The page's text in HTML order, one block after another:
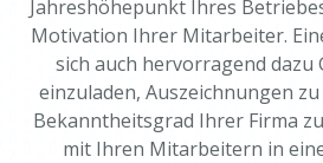
Jahreshöhepunkt Ihres
Motivation Ihrer Mitarbeiter.
sich auch hervorragend dazu
einzuladen, Auszeichnungen
Bekanntheitsgrad Ihrer Firma
mit Ihren Mitarbeitern in